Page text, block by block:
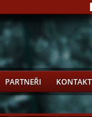
PARTNEŘI